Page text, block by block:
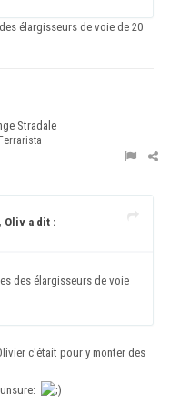
élargisseurs de voie de 20
Stradale
Oliv a dit :
des élargisseurs de voie
c'était pour y monter des